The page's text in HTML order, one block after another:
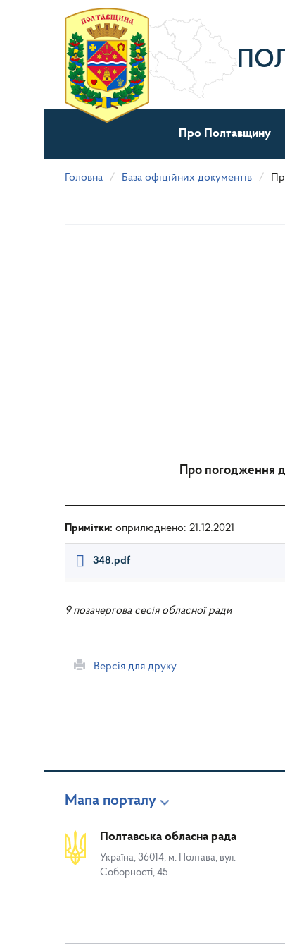
матеріалу
Про Полтавщину
Головна База офіційних документів
Про погодження
Примітки: оприлюднено: 21.12.2021
348.pdf
9 позачергова сесія обласної ради
Версія для друку
Мапа порталу
Полтавська обласна рада
Україна, 36014, м. Полтава, вул.
Соборності, 45